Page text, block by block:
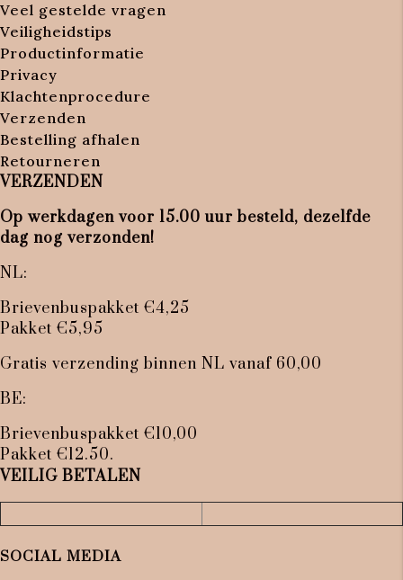
Veel gestelde vragen
Veiligheidstips
Productinformatie
Privacy
Klachtenprocedure
Verzenden
Bestelling afhalen
Retourneren
VERZENDEN
Op werkdagen voor 15.00 uur besteld, dezelfde
dag nog verzonden!
NL:
Brievenbuspakket €4,25
Pakket €5,95
Gratis verzending binnen NL vanaf 60,00
BE:
Brievenbuspakket €10,00
Pakket €12.50.
VEILIG BETALEN
SOCIAL MEDIA